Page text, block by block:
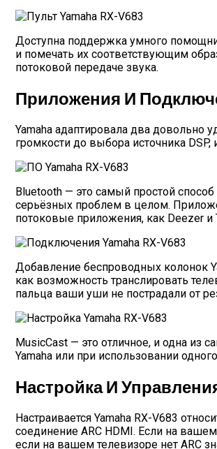
Доступна поддержка умного
и помечать их соответствующим
потоковой передаче звука.
Приложения И
Yamaha адаптировала два довольно
громкости до выбора источника
Bluetooth — это самый простой
серьёзных проблем в целом.
потоковые приложения, как Deezer и
Добавление беспроводных колонок
как возможность транслировать
пальца ваши уши не пострадали от
MusicCast — это отличное, и одна из
Yamaha или при использовании
Настройка И
Настраивается Yamaha RX-V683
соединение ARC HDMI. Если на
если на вашем телевизоре нет ARC